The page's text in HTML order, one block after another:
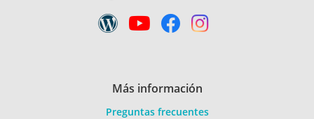
Más información
Preguntas frecuentes